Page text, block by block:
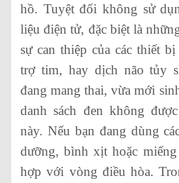
hồ. Tuyệt đối không sử
liệu điện tử, đặc biệt là
sự can thiệp của các thiết
trợ tim, hay dịch não tủy
đang mang thai, vừa mới
danh sách đen không
này. Nếu bạn đang dùng
dưỡng, bình xịt hoặc
hợp với vòng điều hòa.